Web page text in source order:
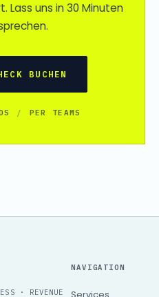
Lass uns in 30 Minuten
BUCHEN
/ PER TEAMS
· REVENUE
NAVIGATION